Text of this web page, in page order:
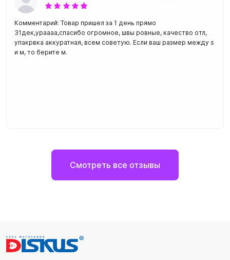
Комментарий: Товар пришел за 1 день прямо
31дек,ураааа,спасибо огромное, швы ровные, качество отл,
упакрвка аккуратная, всем советую. Если ваш размер между s
и м, то берите м.
Смотреть все отзывы